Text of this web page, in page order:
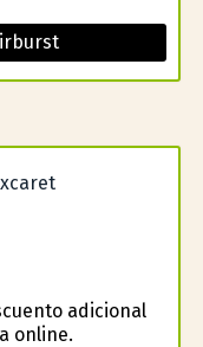
adicional
online.